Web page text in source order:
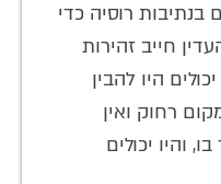
רוסיה כדי
חייב זהירות
היו להבין
רחוק ואין
והיו יכולים